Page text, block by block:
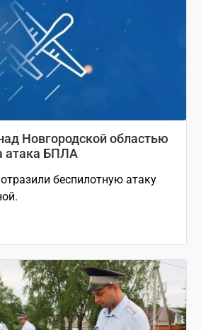
Новгородской областью
атака БПЛА
беспилотную атаку